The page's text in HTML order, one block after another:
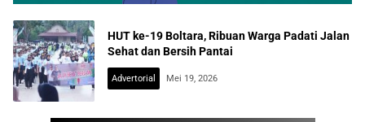
HUT ke-19 Boltara, Ribuan Warga Padati Jalan
Sehat dan Bersih Pantai
Advertorial Mei 19, 2026